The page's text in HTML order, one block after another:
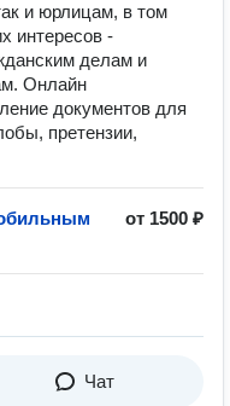
и юрлицам, в том
интересов -
делам и
Онлайн
документов для
претензии,
от 1500 ₽
Чат